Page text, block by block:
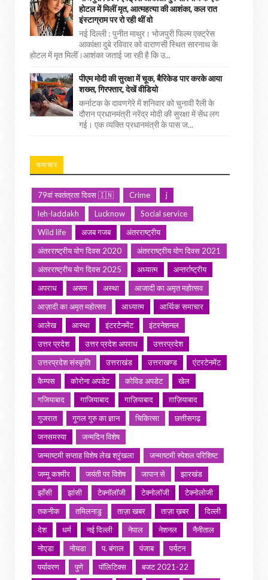
होटल में मिलीं मृत, आत्महत्या की आशंका, कल रात
इंस्टाग्राम पर रो रही थीं वो
नई दिल्ली : पुनीत माथुर। भोजपुरी फिल्म एक्ट्रेस
आकांक्षा दुबे रविवार को वाराणसी स्थित सारनाथ के
होटल में मृत मिलीं।आशंका जताई जा रही है कि उ...
पीएम मोदी की सुरक्षा में चूक, बैरिकेड पार करके आया
शख्स, गिरफ्तार, देखें वीडियो
कर्नाटक के दावणगेरे में शनिवार को चुनावी रैली के
दौरान प्रधानमंत्री नरेंद्र मोदी की सुरक्षा में सेंध लग
गई। एक व्यक्ति प्रधानमंत्री के पास ज...
समाचार
79वां स्वतंत्रता दिवस 🇮🇳 Crime
j
leh-laddakh
Lucknow
Social service
Wild life
अजब गजब
अंतरराष्ट्रीय
अंतरराष्ट्रीय योग दिवस 2020
अंतरराष्ट्रीय योग दिवस 2021
अंतरराष्ट्रीय योग दिवस 2025
अध्यात्म
अन्तर्राष्ट्रीय
अपराध
असम अस्था
आजादी का अमृत महोत्सव
आज़ादी का अमृत महोत्सव
आध्यात्म
आर्थिक समाचार
आलेख
आस्था इंटरटेनमेंट
इंटरनेशनल
उत्तर प्रदेश
उत्तर प्रदेश अपराध
उत्तरप्रदेश
उत्तरप्रदेश संस्कृति
उत्तराखंड उत्तराखण्ड
एंटरटेनमेंट
कैम्पस
कोरोना अपडेट कोविड अपडेट
खेल
गजियाबाद
गाजियाबाद गाज़ियाबाद
ग़ाज़ियाबाद
गुजरात
गूगल गुरु का ज्ञान चिकित्सा
छत्तीसगढ़
जनसमस्या
जन्मदिन विशेष
जन्माष्टमी सप्ताह विशेष लेख श्रृंखला
जन्माष्टमी स्पेशल परिशिष्ट
जम्मू कश्मीर
जयंती पर विशेष जापान से
झारखंड
झाँसी
झांसी टेक्नॉलॉजी टेक्नोलॉजी
टेक्नोलोजी
तकनीक
तमिलनाडु ताज़ा खबर ताज़ा ख़बर
दिल्ली
देश
धर्म नई दिल्ली नेपाल नेशनल
नैनीताल
नोएडा
नोयडा प. बंगाल पंजाब
पर्यटन
पर्यावरण
पुणे पॉलिटिक्स
बजट 2021-22